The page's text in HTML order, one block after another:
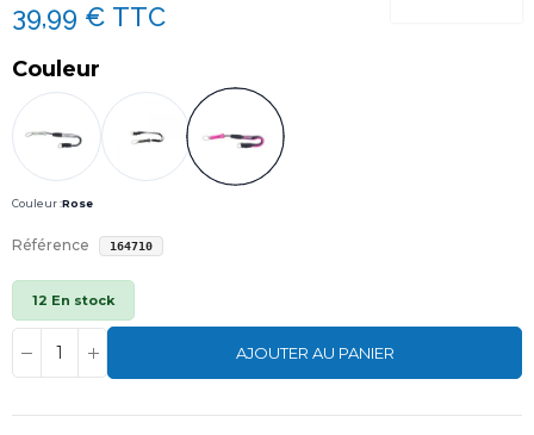
39,99 € TTC
Couleur
Couleur :Rose
Référence 164710
12 En stock
AJOUTER AU PANIER